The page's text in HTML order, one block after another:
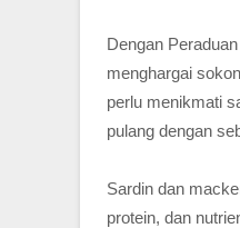
Dengan
menghargai
perlu menikmati
pulang dengan
Sardin dan
protein, dan